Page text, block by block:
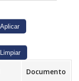
Documento